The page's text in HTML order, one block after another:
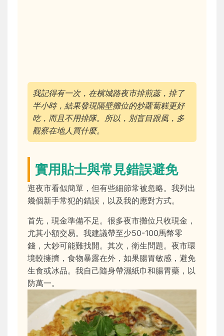
我記得有一次，在檳城路夜市排煎蕊，排了
半小時，結果發現隔壁攤位的炒蘿蔔糕更好
吃，而且不用排隊。所以，別盲目跟風，多
觀察在地人買什麼。
實用貼士與常見錯誤避免
逛夜市看似簡單，但有些細節常被忽略。我列出
幾個新手常犯的錯誤，以及我的應對方式。
首先，現金準備不足。很多夜市攤位只收現金，
尤其小額交易。我建議帶至少50-100馬幣零
錢，大鈔可能難找開。其次，衛生問題。夜市環
境較擁擠，食物暴露在外，如果腸胃敏感，避免
生食或冰品。我自己隨身帶濕紙巾和腸胃藥，以
防萬一。